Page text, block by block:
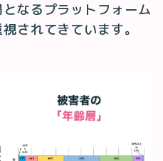
なるプラットフォーム
されてきています。